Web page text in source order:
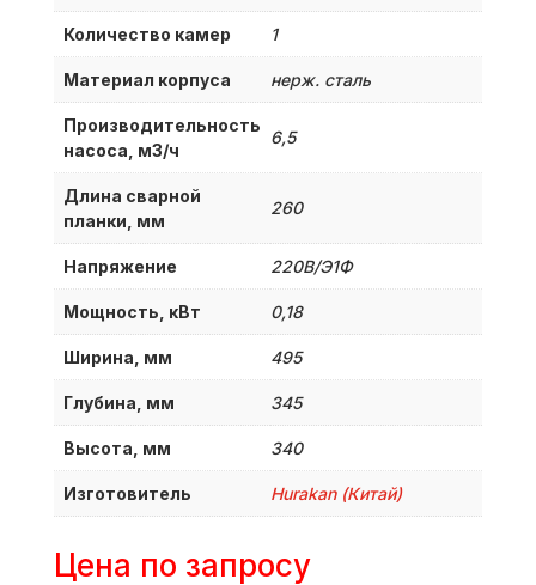
Количество камер 1
Материал корпуса нерж. сталь
Производительность
насоса, м3/ч
6,5
Длина сварной
планки, мм
260
Напряжение 220В/Э1Ф
Мощность, кВт 0,18
Ширина, мм 495
Глубина, мм 345
Высота, мм 340
Изготовитель Hurakan (Китай)
Цена по запросу